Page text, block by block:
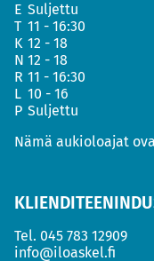
E Suljettu
T 11 - 16:30
K 12 - 18
N 12 - 18
R 11 - 16:30
L 10 - 16
P Suljettu
Nämä aukioloajat
Tel. 045 783 12909
info@iloaskel.fi